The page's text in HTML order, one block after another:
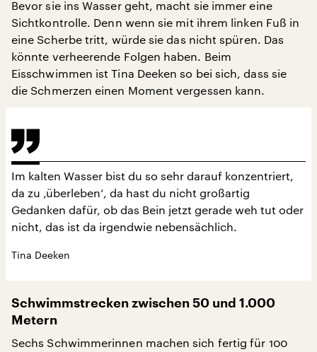
Bevor sie ins Wasser geht, macht sie immer eine
Sichtkontrolle. Denn wenn sie mit ihrem linken Fuß in
eine Scherbe tritt, würde sie das nicht spüren. Das
könnte verheerende Folgen haben. Beim
Eisschwimmen ist Tina Deeken so bei sich, dass sie
die Schmerzen einen Moment vergessen kann.
Im kalten Wasser bist du so sehr darauf konzentriert,
da zu ‚überleben‘, da hast du nicht großartig
Gedanken dafür, ob das Bein jetzt gerade weh tut oder
nicht, das ist da irgendwie nebensächlich.
Tina Deeken
Schwimmstrecken zwischen 50 und 1.000
Metern
Sechs Schwimmerinnen machen sich fertig für 100